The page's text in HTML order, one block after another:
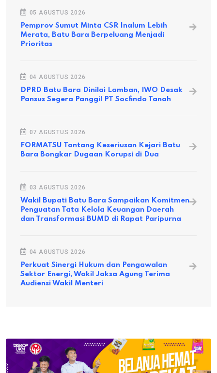
05 AGUSTUS 2026
Pemprov Sumut Minta CSR Inalum Lebih
Merata, Batu Bara Berpeluang Menjadi
Prioritas
04 AGUSTUS 2026
DPRD Batu Bara Dinilai Lamban, IWO Desak
Pansus Segera Panggil PT Socfindo Tanah
07 AGUSTUS 2026
FORMATSU Tantang Keseriusan Kejari Batu
Bara Bongkar Dugaan Korupsi di Dua
03 AGUSTUS 2026
Wakil Bupati Batu Bara Sampaikan Komitmen
Penguatan Tata Kelola Keuangan Daerah
dan Transformasi BUMD di Rapat Paripurna
04 AGUSTUS 2026
Perkuat Sinergi Hukum dan Pengawalan
Sektor Energi, Wakil Jaksa Agung Terima
Audiensi Wakil Menteri